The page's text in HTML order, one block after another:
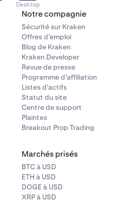
Desktop
Notre compagnie
Sécurité sur Kraken
Offres d’emploi
Blog de Kraken
Kraken Developer
Revue de presse
Programme d’affiliation
Listes d’actifs
Statut du site
Centre de support
Plaintes
Breakout Prop Trading
Marchés prisés
BTC à USD
ETH à USD
DOGE à USD
XRP à USD